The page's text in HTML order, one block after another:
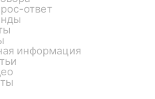
ответ
информация